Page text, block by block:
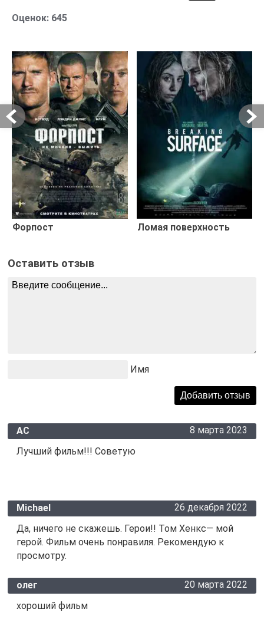
Оценок: 645
Форпост Ломая поверхность
Оставить отзыв
Имя
АС
8 марта 2023
Лучший фильм!!! Советую
Michael
26 декабря 2022
Да, ничего не скажешь. Герои!! Том Хенкс— мой
герой. Фильм очень понравиля. Рекомендую к
просмотру.
олег
20 марта 2022
хороший фильм